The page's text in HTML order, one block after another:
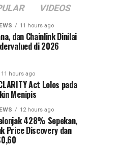
VIDEOS
11 hours ago
dan Chainlink Dinilai
di 2026
11 hours ago
Act Lolos pada
Menipis
12 hours ago
428% Sepekan,
Price Discovery dan